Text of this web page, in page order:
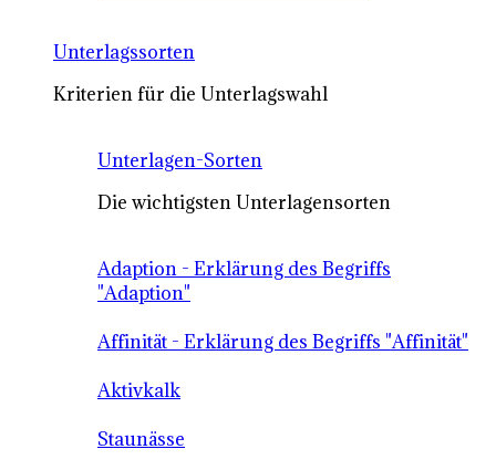
Unterlagssorten
Kriterien für die Unterlagswahl
Unterlagen-Sorten
Die wichtigsten Unterlagensorten
Adaption - Erklärung des Begriffs
"Adaption"
Affinität - Erklärung des Begriffs "Affinität"
Aktivkalk
Staunässe